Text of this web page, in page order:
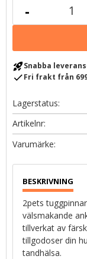
-
rocket_launchSnabba
checkFri frakt från
Lagerstatus
Artikelnr
2pets
välsmakande
tillverkat av
tillgodoser din
tandhälsa.